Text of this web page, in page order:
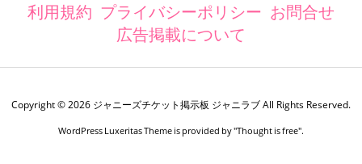
利用規約 プライバシーポリシー お問合せ
広告掲載について
Copyright ©2026 ジャニーズチケット掲示板 ジャニラブAll Rights Reserved.
WordPress Luxeritas Theme is provided by "Thought is free".